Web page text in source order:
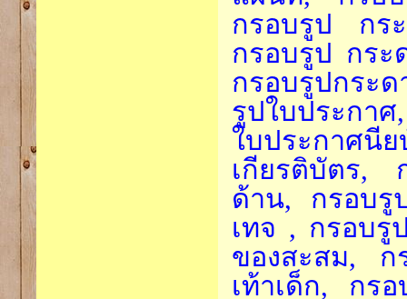
กรอบรูป กร
กรอบรูป กระ
กรอบรูปกระ
รูปใบประกา
ใบประกาศนี
เกียรติบัตร,
ด้าน, กรอบรู
เทจ , กรอบรู
ของสะสม, ก
เท้าเด็ก, กร